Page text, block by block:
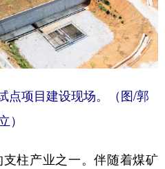
点项目建设现场。（图/郭
）
柱产业之一。伴随着煤矿